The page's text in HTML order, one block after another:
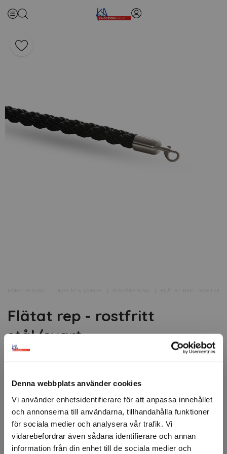
Denna webbplats använder cookies
Vi använder enhetsidentifierare för att anpassa innehållet
och annonserna till användarna, tillhandahålla funktioner
för sociala medier och analysera vår trafik. Vi
vidarebefordrar även sådana identifierare och annan
information från din enhet till de sociala medier och
FÖRSTASIDAN DISPLAY & DEKOR FLÄTAT REP -
Flätat rep - rostfritt
stål/svart
en låsögla i rostfritt stål.
Repet är 150 cm långt.
Artikelnr: 94349